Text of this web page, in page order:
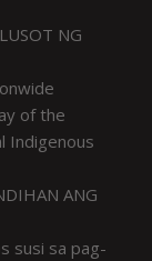
NG
of the
Indigenous
ANG
susi sa pag-